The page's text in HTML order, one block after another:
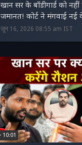
खान सर के बॉडीगार्ड को नहीं
जमानत! कोर्ट ने मंगवाई नई
जून 16, 2026 08:55 am IST
10:01